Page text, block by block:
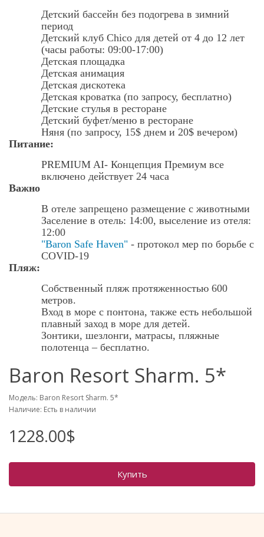
Детский бассейн без подогрева в зимний
период
Детский клуб Chico для детей от 4 до 12 лет
(часы работы: 09:00-17:00)
Детская площадка
Детская анимация
Детская дискотека
Детская кроватка (по запросу, бесплатно)
Детские стулья в ресторане
Детский буфет/меню в ресторане
Няня (по запросу, 15$ днем и 20$ вечером)
Питание:
PREMIUM AI- Концепция Премиум все
включено действует 24 часа
Важно
В отеле запрещено размещение с животными
Заселение в отель: 14:00, выселение из отеля:
12:00
"Baron Safe Haven" - протокол мер по борьбе с
COVID-19
Пляж:
Собственный пляж протяженностью 600
метров.
Вход в море с понтона, также есть небольшой
плавный заход в море для детей.
Зонтики, шезлонги, матрасы, пляжные
полотенца – бесплатно.
Baron Resort Sharm. 5*
Модель: Baron Resort Sharm. 5*
Наличие: Есть в наличии
1228.00$
Купить